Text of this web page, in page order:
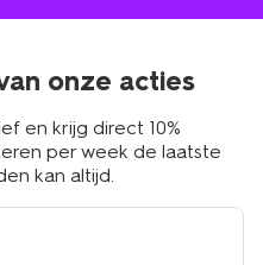
onze acties
en krijg direct 10%
per week de laatste
kan altijd.